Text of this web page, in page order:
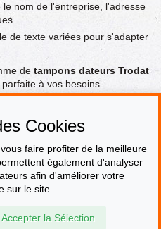
nom de l'entreprise, l'adresse
de texte variées pour s'adapter
de tampons dateurs Trodat
à vos besoins
d'un tampon rectangulaire,
d'utilisation et
SÉCURISÉ
Contact Mentions légales
Cookies
faire profiter de la meilleure
également d'analyser
afin d'améliorer votre
sur le site.
Accepter la Sélection